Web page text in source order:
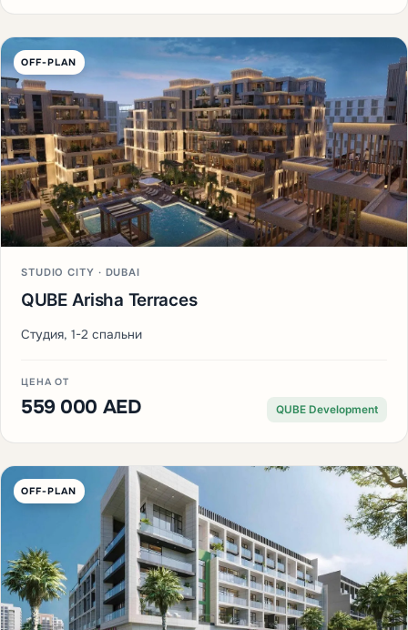
OFF-PLAN
STUDIO CITY · DUBAI
QUBE Arisha Terraces
Студия, 1-2 спальни
ЦЕНА ОТ
559 000 AED QUBE Development
OFF-PLAN